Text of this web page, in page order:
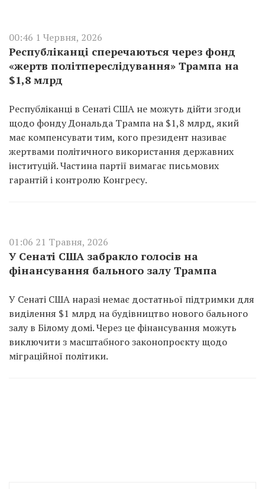
00:46 1 Червня, 2026
Республіканці сперечаються через фонд
«жертв політпереслідування» Трампа на
$1,8 млрд
Республіканці в Сенаті США не можуть дійти згоди
щодо фонду Дональда Трампа на $1,8 млрд, який
має компенсувати тим, кого президент називає
жертвами політичного використання державних
інституцій. Частина партії вимагає письмових
гарантій і контролю Конгресу.
01:06 21 Травня, 2026
У Сенаті США забракло голосів на
фінансування бального залу Трампа
У Сенаті США наразі немає достатньої підтримки для
виділення $1 млрд на будівництво нового бального
залу в Білому домі. Через це фінансування можуть
виключити з масштабного законопроєкту щодо
міграційної політики.